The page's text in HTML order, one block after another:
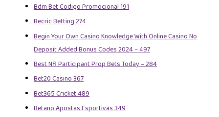
Bdm Bet Codigo Promocional 191
Becric Betting 274
Begin Your Own Casino Knowledge With Online Casino No
Deposit Added Bonus Codes 2024 – 497
Best Nfl Participant Prop Bets Today – 284
Bet20 Casino 367
Bet365 Cricket 489
Betano Apostas Esportivas 349